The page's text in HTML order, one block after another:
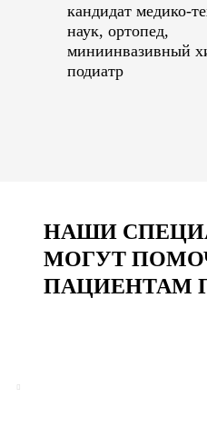
кандидат медико-
наук, ортопед,
миниинвазивный
подиатр
НАШИ
МОГУТ
ПАЦИЕНТАМ